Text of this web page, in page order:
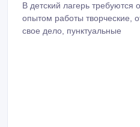
В детский лагерь
опытом работы творческие,
свое дело, пунктуальные